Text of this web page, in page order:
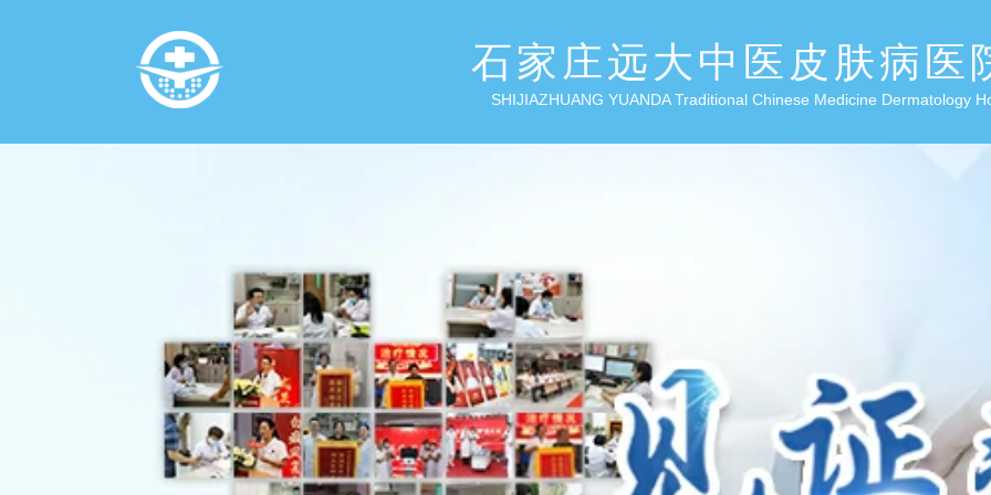
石家庄远大中医皮肤病医
SHIJIAZHUANG YUANDA Traditional Chinese Medicine Dermatology